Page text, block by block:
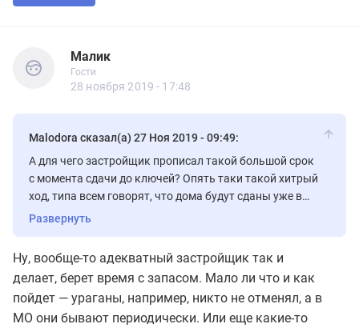
Малик
Малик
Гости
Гости
28 ноября 2019 - 17:48
Malodora сказал(а) 27 Ноя 2019 - 09:49:
А для чего застройщик прописал такой большой срок
с момента сдачи до ключей? Опять таки такой хитрый
ход, типа всем говорят, что дома будут сданы уже в
конце 2019 года, а по сути сдать могут в конце 2020
тут фигурирует, лишь для того, чтобы привлечь людей,
типа ждать то недолго а по сути ждать больше года.
Развернуть
Ну, вообще-то адекватный застройщик так и
делает, берет время с запасом. Мало ли что и как
пойдет — ураганы, например, никто не отменял, а в
МО они бывают периодически. Или еще какие-то